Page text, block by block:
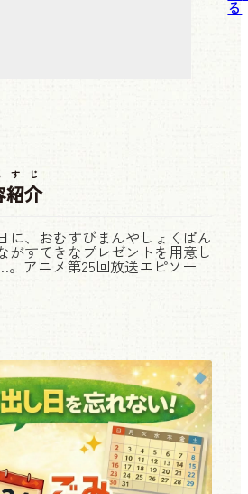
る
紹介
すじ
に、おむすびまんやしょくぱん
がすてきなプレゼントを用意し
。アニメ第25回放送エピソー